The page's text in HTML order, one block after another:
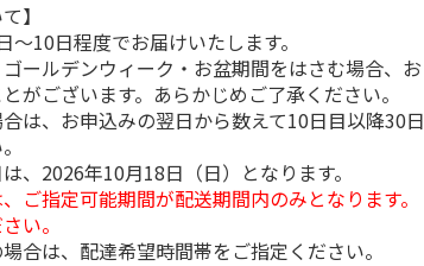
】
10日程度でお届けいたします。
ールデンウィーク・お盆期間をはさむ場合、お
がございます。あらかじめご了承ください。
は、お申込みの翌日から数えて10日目以降30日
、2026年10月18日（日）となります。
ご指定可能期間が配送期間内のみとなります。
い。
合は、配達希望時間帯をご指定ください。